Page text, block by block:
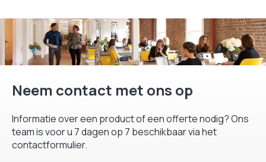
Neem contact met ons op
Informatie over een product of een offerte nodig? Ons
team is voor u 7 dagen op 7 beschikbaar via het
contactformulier.